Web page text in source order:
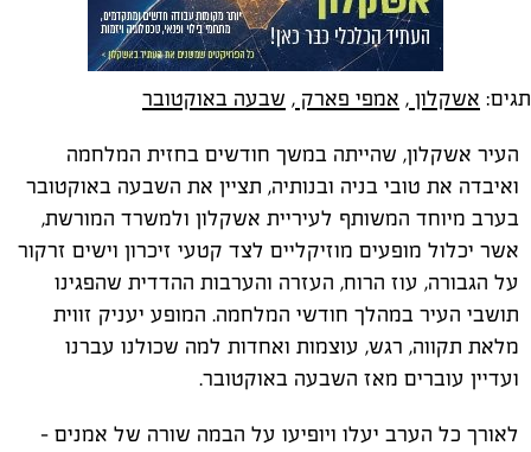
תגים: אשקלון , אמפי פארק , שבעה באוקטובר
העיר אשקלון, שהייתה במשך חודשים בחזית המלחמה
ואיבדה את טובי בניה ובנותיה, תציין את השבעה באוקטובר
בערב מיוחד המשותף לעיריית אשקלון ולמשרד המורשת,
אשר יכלול מופעים מוזיקליים לצד קטעי זיכרון וישים זרקור
על הגבורה, עוז הרוח, העזרה והערבות ההדדית שהפגינו
תושבי העיר במהלך חודשי המלחמה. המופע יעניק זווית
מלאת תקווה, רגש, עוצמות ואחדות למה שכולנו עברנו
ועדיין עוברים מאז השבעה באוקטובר.
לאורך כל הערב יעלו ויופיעו על הבמה שורה של אמנים –